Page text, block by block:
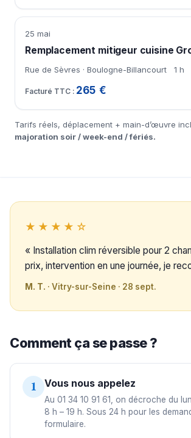
25 mai
Remplacement mitigeur cuisine
Rue de Sèvres · Boulogne-Billancourt 1 h
265 €
Tarifs réels, déplacement + main-d’œuvre
majoration soir / week-end / fériés.
★★★★☆
« Installation clim réversible pour 2
prix, intervention en une journée, je
M. T. · Vitry-sur-Seine · 28 sept.
Comment ça se passe ?
1 Vous nous appelez
Au 01 34 10 91 61, on décroche du
8 h – 19 h. Sous 24 h pour les
formulaire.